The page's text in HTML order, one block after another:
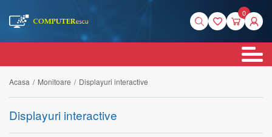
0
Acasa / Monitoare / Displayuri interactive
Displayuri interactive